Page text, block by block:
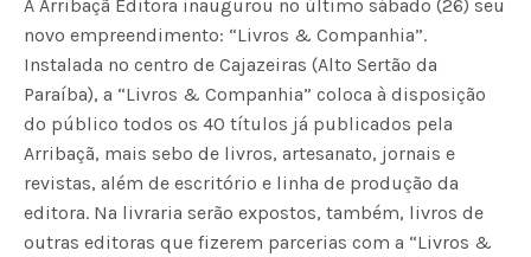
A Arribaçã Editora inaugurou no último sábado (26) seu
novo empreendimento: “Livros & Companhia”.
Instalada no centro de Cajazeiras (Alto Sertão da
Paraíba), a “Livros & Companhia” coloca à disposição
do público todos os 40 títulos já publicados pela
Arribaçã, mais sebo de livros, artesanato, jornais e
revistas, além de escritório e linha de produção da
editora. Na livraria serão expostos, também, livros de
outras editoras que fizerem parcerias com a “Livros &